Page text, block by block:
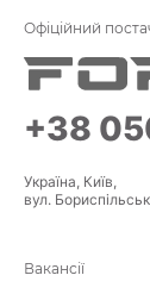
Офіційний
+38
Україна, Київ,
вул.
Вакансії